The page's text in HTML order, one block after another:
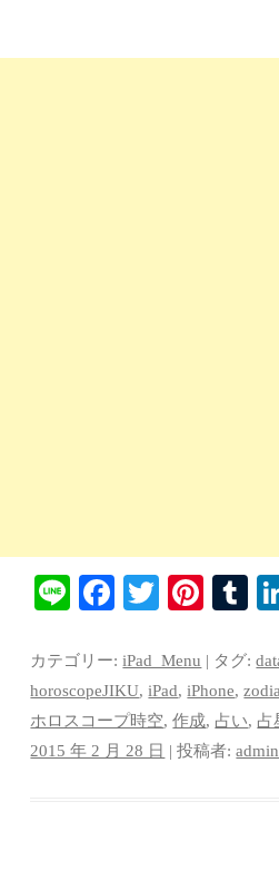
Li
Fa
bo
ok
T
tte
r
Pi
er
es
t
T
m
bl
r
カテゴリー:iPad_Menu | タグ:
horoscopeJIKU,iPad,iPhone,
ホロスコープ時空,作成, 占い, 占
2015 年 2 月 28 日 |投稿者:admin